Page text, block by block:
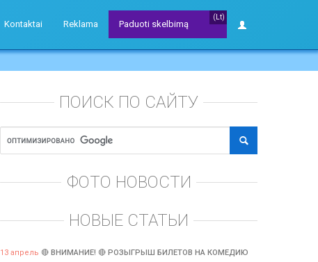
Kontaktai Reklama
(Lt)
Paduoti skelbimą
ПОИСК ПО САЙТУ
ФОТО НОВОСТИ
НОВЫЕ СТАТЬИ
13 апрель 🔴 ВНИМАНИЕ! 🔴 РОЗЫГРЫШ БИЛЕТОВ НА КОМЕДИЮ